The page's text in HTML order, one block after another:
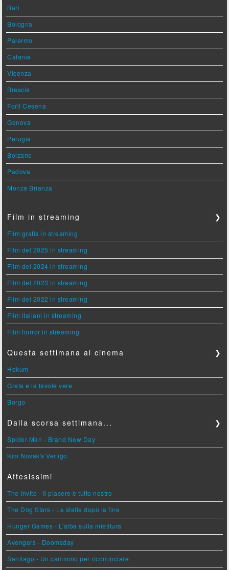
Bari
Bologna
Palermo
Catania
Vicenza
Brescia
Forlì Cesena
Genova
Perugia
Bolzano
Padova
Monza Brianza
Film in streaming ❯
Film gratis in streaming
Film del 2025 in streaming
Film del 2024 in streaming
Film del 2023 in streaming
Film del 2022 in streaming
Film italiani in streaming
Film horror in streaming
Questa settimana al cinema ❯
Hokum
Greta e le favole vere
Borgo
Dalla scorsa settimana... ❯
Spider-Man - Brand New Day
Kim Novak's Vertigo
Attesissimi
The Invite - Il piacere è tutto nostro
The Dog Stars - Le stelle dopo la fine
Hunger Games - L'alba sulla mietitura
Avengers - Doomsday
Santiago - Un cammino per ricominciare